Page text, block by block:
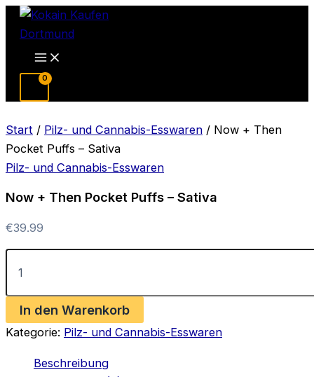
Zum
Inhalt
springen
Main
Menu
Start / Pilz- und Cannabis-Esswaren / Now + Then
Pocket Puffs – Sativa
Pilz- und Cannabis-Esswaren
Now + Then Pocket Puffs – Sativa
€39.99
Now
Pocket
Puffs
–
Sativa
In den Warenkorb
Kategorie: Pilz- und Cannabis-Esswaren
Beschreibung